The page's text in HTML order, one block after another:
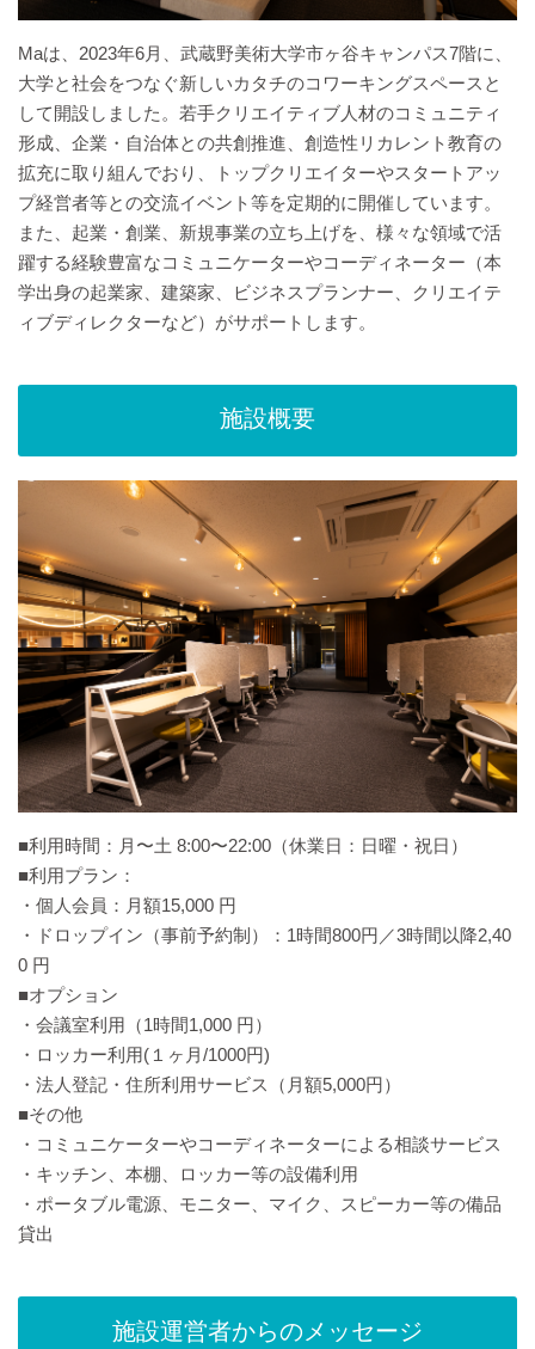
Maは、2023年6⽉、武蔵野美術⼤学市ヶ⾕キャンパス7階に、
⼤学と社会をつなぐ新しいカタチのコワーキングスペースと
して開設しました。若⼿クリエイティブ⼈材のコミュニティ
形成、企業・⾃治体との共創推進、創造性リカレント教育の
拡充に取り組んでおり、トップクリエイターやスタートアッ
プ経営者等との交流イベント等を定期的に開催しています。
また、起業・創業、新規事業の立ち上げを、様々な領域で活
躍する経験豊富なコミュニケーターやコーディネーター（本
学出身の起業家、建築家、ビジネスプランナー、クリエイテ
ィブディレクターなど）がサポートします。
施設概要
■利⽤時間：⽉〜⼟ 8:00〜22:00（休業⽇：⽇曜・祝⽇）
■利⽤プラン：
・個⼈会員：⽉額15,000 円
・ドロップイン（事前予約制）：1時間800円／3時間以降2,40
0 円
■オプション
・会議室利⽤（1時間1,000 円）
・ロッカー利用(１ヶ月/1000円)
・法⼈登記・住所利⽤サービス（⽉額5,000円）
■その他
・コミュニケーターやコーディネーターによる相談サービス
・キッチン、本棚、ロッカー等の設備利⽤
・ポータブル電源、モニター、マイク、スピーカー等の備品
貸出
施設運営者からのメッセージ